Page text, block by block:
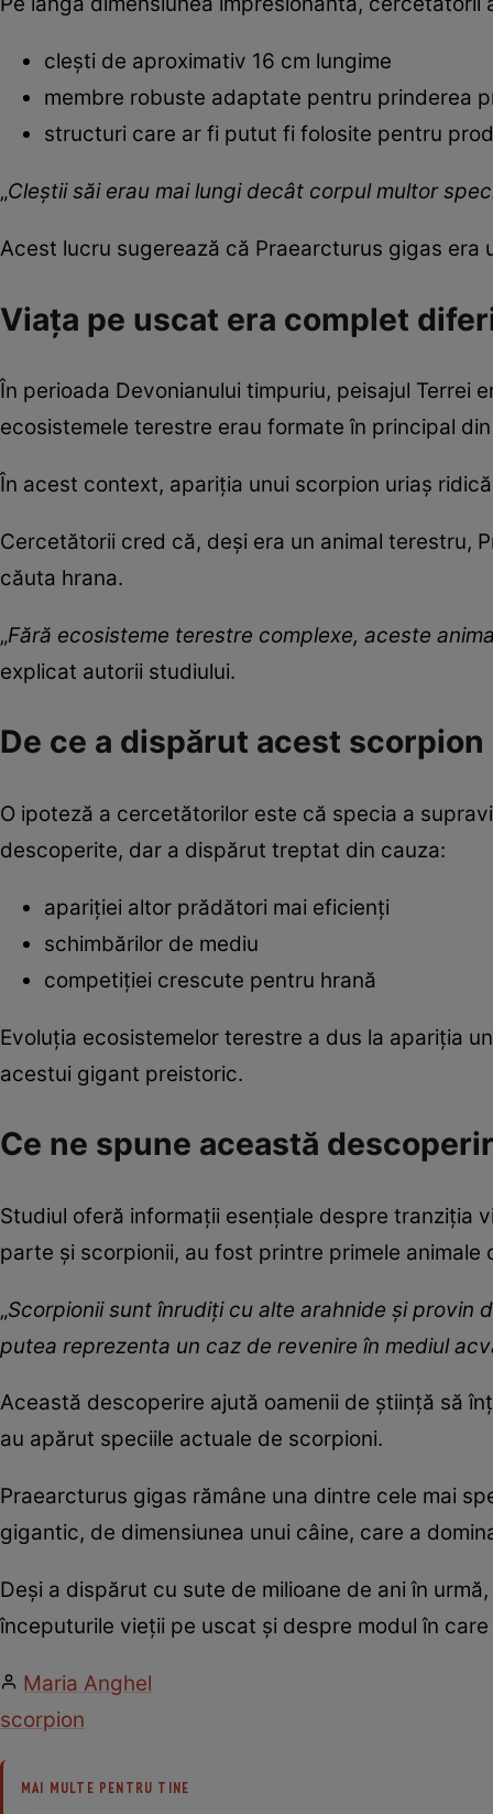
clești de aproximativ 16 cm lungime
membre robuste adaptate pentru prinderea
structuri care ar fi putut fi folosite pentru
„Cleștii săi erau mai lungi decât corpul multor
Acest lucru sugerează că Praearcturus gigas era
Viața pe uscat era complet
În perioada Devonianului timpuriu, peisajul Terrei
ecosistemele terestre erau formate în principal
În acest context, apariția unui scorpion uriaș
Cercetătorii cred că, deși era un animal terestru,
căuta hrana.
„Fără ecosisteme terestre complexe, aceste
explicat autorii studiului.
De ce a dispărut acest scorpion
O ipoteză a cercetătorilor este că specia a
descoperite, dar a dispărut treptat din cauza:
apariției altor prădători mai eficienți
schimbărilor de mediu
competiției crescute pentru hrană
Evoluția ecosistemelor terestre a dus la apariția
acestui gigant preistoric.
Ce ne spune această
Studiul oferă informații esențiale despre tranziția
parte și scorpionii, au fost printre primele
„Scorpionii sunt înrudiți cu alte arahnide și provin
putea reprezenta un caz de revenire în mediul
Această descoperire ajută oamenii de știință să
au apărut speciile actuale de scorpioni.
Praearcturus gigas rămâne una dintre cele mai
gigantic, de dimensiunea unui câine, care a
Deși a dispărut cu sute de milioane de ani în
începuturile vieții pe uscat și despre modul în
Maria Anghel
scorpion
MAI MULTE PENTRU TINE